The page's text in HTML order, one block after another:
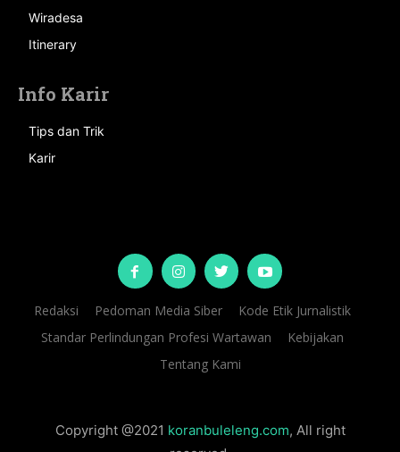
Wiradesa
Itinerary
Info Karir
Tips dan Trik
Karir
Redaksi Pedoman Media Siber
Kode Etik Jurnalistik
Standar Perlindungan Profesi Wartawan
Kebijakan
Tentang Kami
Copyright @2021 koranbuleleng.com, All right